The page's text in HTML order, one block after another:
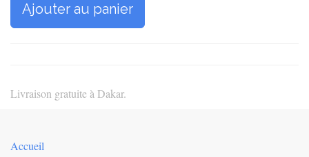
Ajouter au panier
Livraison gratuite à Dakar.
Accueil